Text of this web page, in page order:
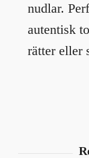
nudlar.
autentisk
rätter eller